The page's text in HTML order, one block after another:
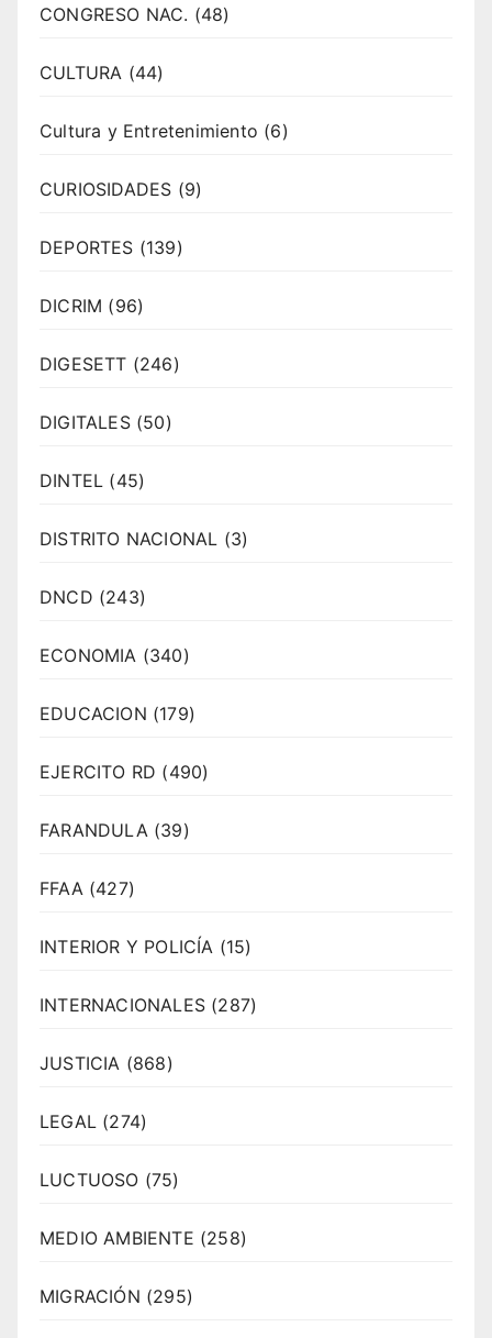
CONGRESO NAC. (48)
CULTURA (44)
Cultura y Entretenimiento (6)
CURIOSIDADES (9)
DEPORTES (139)
DICRIM (96)
DIGESETT (246)
DIGITALES(50)
DINTEL (45)
DISTRITO NACIONAL (3)
DNCD (243)
ECONOMIA (340)
EDUCACION (179)
EJERCITO RD (490)
FARANDULA (39)
FFAA (427)
INTERIOR Y POLICÍA (15)
INTERNACIONALES (287)
JUSTICIA (868)
LEGAL (274)
LUCTUOSO (75)
MEDIO AMBIENTE (258)
MIGRACIÓN (295)